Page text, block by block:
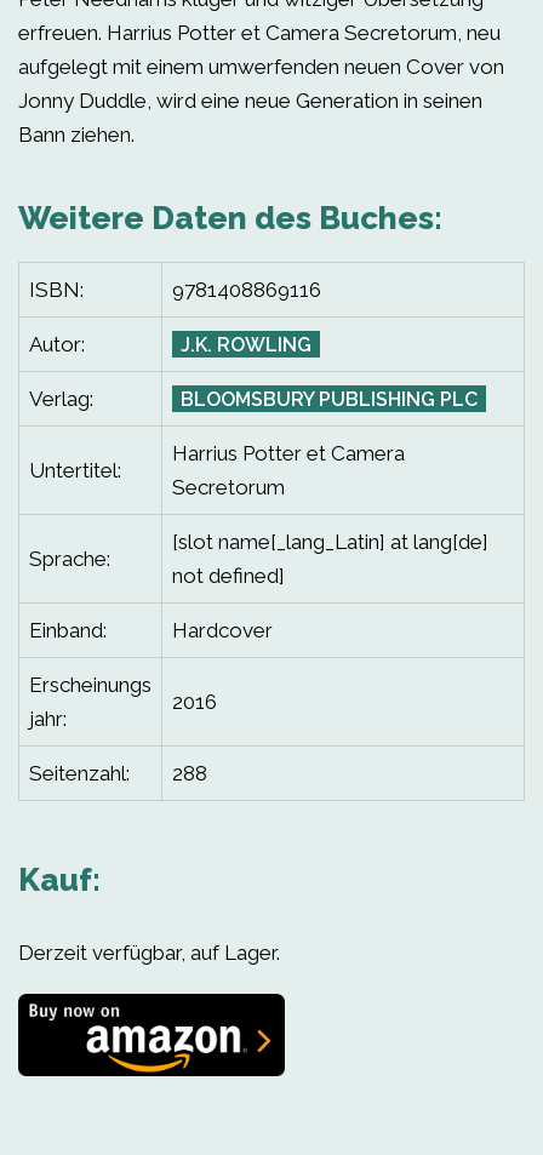
erfreuen. Harrius Potter et Camera Secretorum, neu
aufgelegt mit einem umwerfenden neuen Cover von
Jonny Duddle, wird eine neue Generation in seinen
Bann ziehen.
Weitere Daten des Buches:
ISBN: 9781408869116
Autor: J.K. ROWLING
Verlag: BLOOMSBURY PUBLISHING PLC
Untertitel:
Harrius Potter et Camera
Secretorum
Sprache:
[slot name[_lang_Latin] at lang[de]
not defined]
Einband: Hardcover
Erscheinungs
jahr:
2016
Seitenzahl: 288
Kauf:
Derzeit verfügbar, auf Lager.